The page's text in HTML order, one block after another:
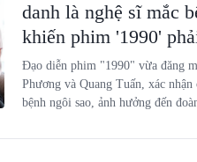
danh là nghệ sĩ mắc
khiến phim '1990'
Đạo diễn phim "1990" vừa đăng
Phương và Quang Tuấn, xác
bệnh ngôi sao, ảnh hưởng đến